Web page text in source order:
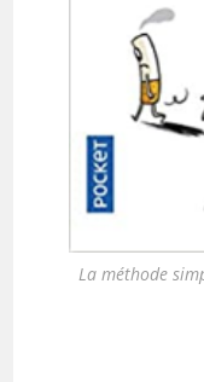
La méthode